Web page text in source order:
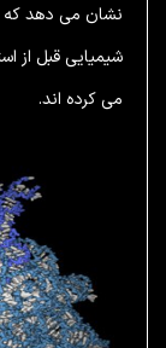
نشان می دهد که
می کرده اند.